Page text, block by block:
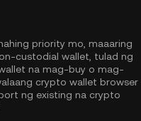
priority mo, maaaring
custodial wallet, tulad ng
na mag-buy o mag-
crypto wallet browser
ng existing na crypto